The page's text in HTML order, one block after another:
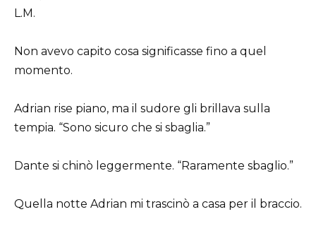
L.M.
Non avevo capito cosa significasse fino a quel
momento.
Adrian rise piano, ma il sudore gli brillava sulla
tempia. “Sono sicuro che si sbaglia.”
Dante si chinò leggermente. “Raramente sbaglio.”
Quella notte Adrian mi trascinò a casa per il braccio.